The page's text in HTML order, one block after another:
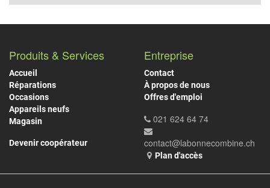
Produits & Services
Accueil
Réparations
Occasions
Appareils neufs
Magasin
Devenir coopérateur
Entreprise
Contact
À propos de nous
Offres d'emploi
021 624 64 74
contact@labonnecombine.ch
Plan d'accès